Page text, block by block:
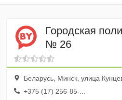
Городская
№ 26
Беларусь, Минск, улица
+375 (17) 256-85-...